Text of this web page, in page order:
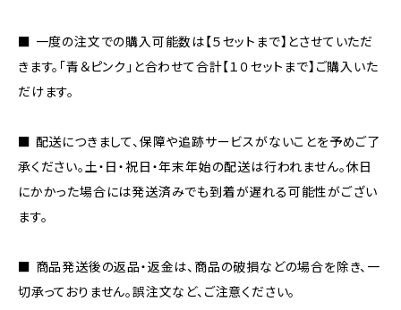
■ 一度の注文での購入可能数は【５セットまで】とさせていただ
きます。「青＆ピンク」と合わせて合計【１０セットまで】ご購入いた
だけます。
■ 配送につきまして、保障や追跡サービスがないことを予めご了
承ください。土・日・祝日・年末年始の配送は行われません。休日
にかかった場合には発送済みでも到着が遅れる可能性がござい
ます。
■ 商品発送後の返品・返金は、商品の破損などの場合を除き、一
切承っておりません。誤注文など、ご注意ください。